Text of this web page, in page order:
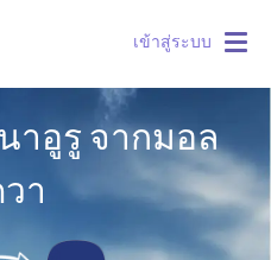
เข้าสู่ระบบ
าอูรู จากมอล
า